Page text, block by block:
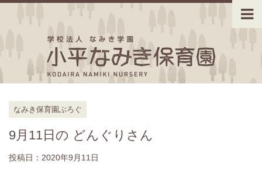
なみき保育園ぶろぐ
9月11日の どんぐりさん
投稿日： 2020年9月11日